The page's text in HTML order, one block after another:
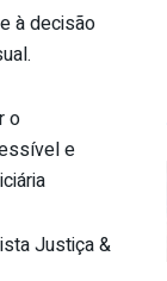
à decisão
o
e
Justiça &